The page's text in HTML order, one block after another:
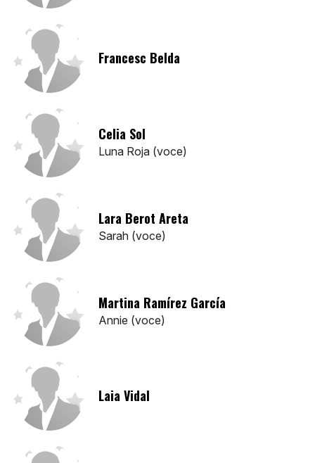
Francesc Belda
Celia Sol
Luna Roja (voce)
Lara Berot Areta
Sarah (voce)
Martina Ramírez García
Annie (voce)
Laia Vidal